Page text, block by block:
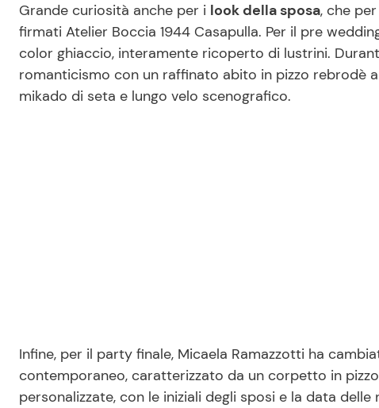
Grande curiosità anche per i look della sposa, che
firmati Atelier Boccia 1944 Casapulla. Per il pre
color ghiaccio, interamente ricoperto di lustrini.
romanticismo con un raffinato abito in pizzo rebrodè
mikado di seta e lungo velo scenografico.
Infine, per il party finale, Micaela Ramazzotti ha
contemporaneo, caratterizzato da un corpetto in
personalizzate, con le iniziali degli sposi e la data